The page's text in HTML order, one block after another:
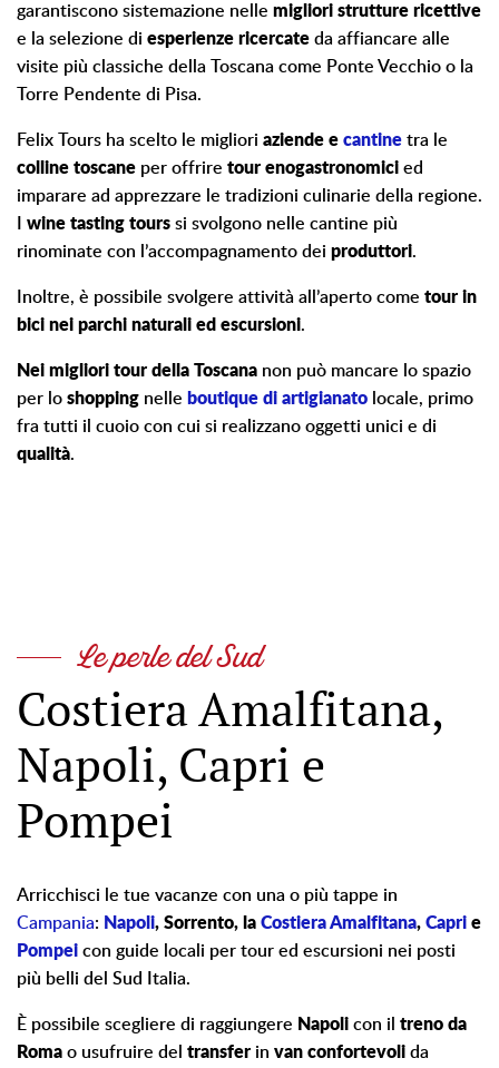
garantiscono sistemazione nelle migliori strutture ricettive
e la selezione di esperienze ricercate da affiancare alle
visite più classiche della Toscana come Ponte Vecchio o la
Torre Pendente di Pisa.
Felix Tours ha scelto le migliori aziende e cantine tra le
colline toscane per offrire tour enogastronomici ed
imparare ad apprezzare le tradizioni culinarie della regione.
wine tasting tours si svolgono nelle cantine più
rinominate con l’accompagnamento dei produttori.
Inoltre, è possibile svolgere attività all’aperto come tour in
bici nei parchi naturali ed escursioni.
Nei migliori tour della Toscana non può mancare lo spazio
per lo shopping nelle boutique di artigianato locale, primo
fra tutti il cuoio con cui si realizzano oggetti unici e di
qualità.
Le perle del Sud
Costiera Amalfitana,
Napoli, Capri e
Pompei
Arricchisci le tue vacanze con una o più tappe in
Campania: Napoli, Sorrento, la Costiera Amalfitana, Capri e
Pompei con guide locali per tour ed escursioni nei posti
più belli del Sud Italia.
È possibile scegliere di raggiungere Napoli con il treno da
Roma o usufruire del transfer in van confortevoli da